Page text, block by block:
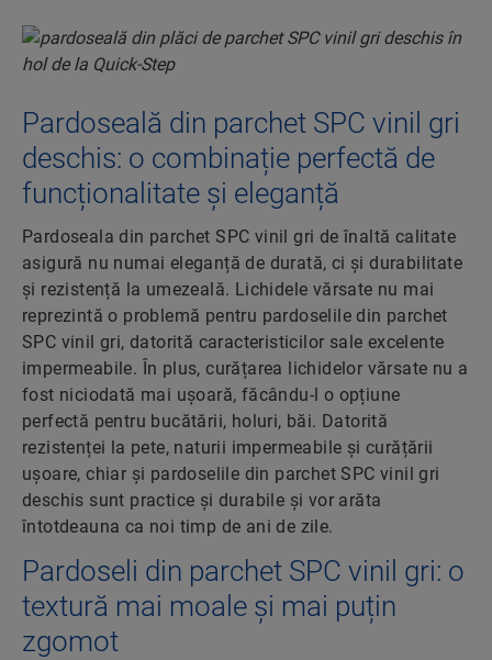
Pardoseală din parchet SPC vinil gri
deschis: o combinație perfectă de
funcționalitate și eleganță
Pardoseala din parchet SPC vinil gri de înaltă calitate
asigură nu numai eleganță de durată, ci și durabilitate
și rezistență la umezeală. Lichidele vărsate nu mai
reprezintă o problemă pentru pardoselile din parchet
SPC vinil gri, datorită caracteristicilor sale excelente
impermeabile. În plus, curățarea lichidelor vărsate nu a
fost niciodată mai ușoară, făcându-l o opțiune
perfectă pentru bucătării, holuri, băi. Datorită
rezistenței la pete, naturii impermeabile și curățării
ușoare, chiar și pardoselile din parchet SPC vinil gri
deschis sunt practice și durabile și vor arăta
întotdeauna ca noi timp de ani de zile.
Pardoseli din parchet SPC vinil gri: o
textură mai moale și mai puțin
zgomot